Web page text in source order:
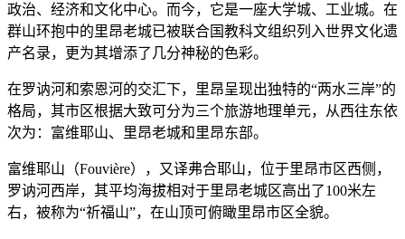
政治、经济和文化中心。而今，它是一座大学城、工业城。在
群山环抱中的里昂老城已被联合国教科文组织列入世界文化遗
产名录，更为其增添了几分神秘的色彩。
在罗讷河和索恩河的交汇下，里昂呈现出独特的“两水三岸”的
格局，其市区根据大致可分为三个旅游地理单元，从西往东依
次为：富维耶山、里昂老城和里昂东部。
富维耶山（Fouvière），又译弗合耶山，位于里昂市区西侧，
罗讷河西岸，其平均海拔相对于里昂老城区高出了100米左
右，被称为“祈福山”，在山顶可俯瞰里昂市区全貌。